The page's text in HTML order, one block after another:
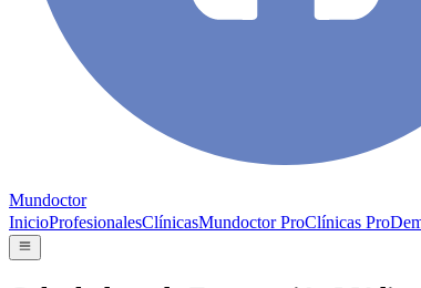
Mundoctor
InicioProfesionalesClínicasMundoctor ProClínicas Pro